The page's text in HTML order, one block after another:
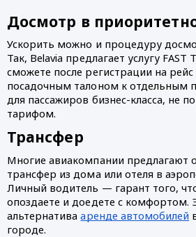
Досмотр в
Ускорить можно и процедуру
Так, Belavia предлагает услугу FAST
сможете после регистрации на
посадочным талоном к отдельным
для пассажиров бизнес-класса, не
тарифом.
Трансфер
Многие авиакомпании предлагают
трансфер из дома или отеля в
Личный водитель — гарант того,
опоздаете и доедете с комфортом.
альтернатива аренде автомобилей
городе.